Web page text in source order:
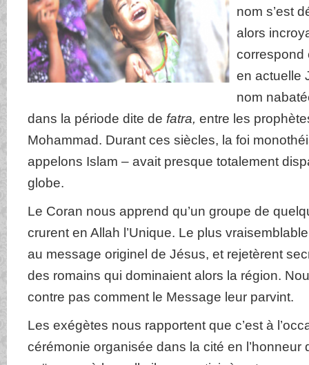
nom s’est
alors
correspond
en actuelle
nom
dans la période dite de fatra, entre les
Mohammad. Durant ces siècles, la foi
appelons Islam – avait presque totalement
globe.
Le Coran nous apprend qu’un groupe de
crurent en Allah l’Unique. Le plus
au message originel de Jésus, et rejetèrent
des romains qui dominaient alors la région.
contre pas comment le Message leur parvint.
Les exégètes nous rapportent que c’est à
cérémonie organisée dans la cité en l’honneur